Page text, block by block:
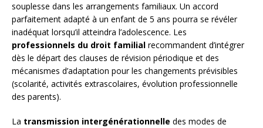
souplesse dans les arrangements familiaux. Un accord
parfaitement adapté à un enfant de 5 ans pourra se révéler
inadéquat lorsqu’il atteindra l’adolescence. Les
professionnels du droit familial recommandent d’intégrer
dès le départ des clauses de révision périodique et des
mécanismes d’adaptation pour les changements prévisibles
(scolarité, activités extrascolaires, évolution professionnelle
des parents).
La transmission intergénérationnelle des modes de